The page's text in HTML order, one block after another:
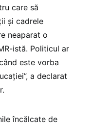
care să
și cadrele
neaparat o
istă. Politicul ar
este vorba
a declarat
încălcate de